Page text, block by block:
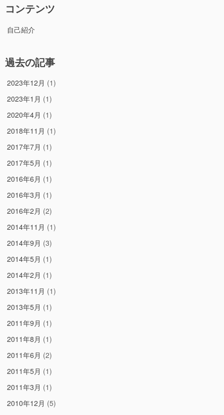
コンテンツ
自己紹介
過去の記事
2023年12月 (1)
2023年1月 (1)
2020年4月 (1)
2018年11月 (1)
2017年7月 (1)
2017年5月 (1)
2016年6月 (1)
2016年3月 (1)
2016年2月 (2)
2014年11月 (1)
2014年9月 (3)
2014年5月 (1)
2014年2月 (1)
2013年11月 (1)
2013年5月 (1)
2011年9月 (1)
2011年8月 (1)
2011年6月 (2)
2011年5月 (1)
2011年3月 (1)
2010年12月 (5)